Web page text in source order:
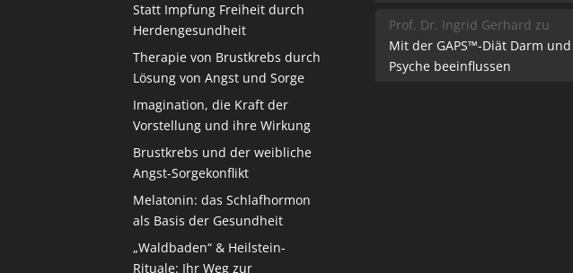
Statt Impfung Freiheit durch
Herdengesundheit
Therapie von Brustkrebs durch
Lösung von Angst und Sorge
Imagination, die Kraft der
Vorstellung und ihre Wirkung
Brustkrebs und der weibliche
Angst-Sorgekonflikt
Melatonin: das Schlafhormon
als Basis der Gesundheit
„Waldbaden“ & Heilstein-
Rituale: Ihr Weg zur
Prof. Dr. Ingrid Gerhard zu
Mit der GAPS™-Diät Darm und
Psyche beeinflussen